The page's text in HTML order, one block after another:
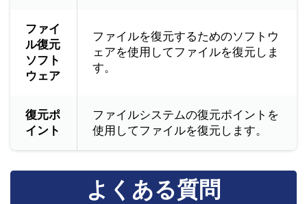
ファイ
ル復元
ソフト
ウェア
ファイルを復元するためのソフトウ
ェアを使用してファイルを復元しま
す。
復元ポ
イント
ファイルシステムの復元ポイントを
使用してファイルを復元します。
よくある質問